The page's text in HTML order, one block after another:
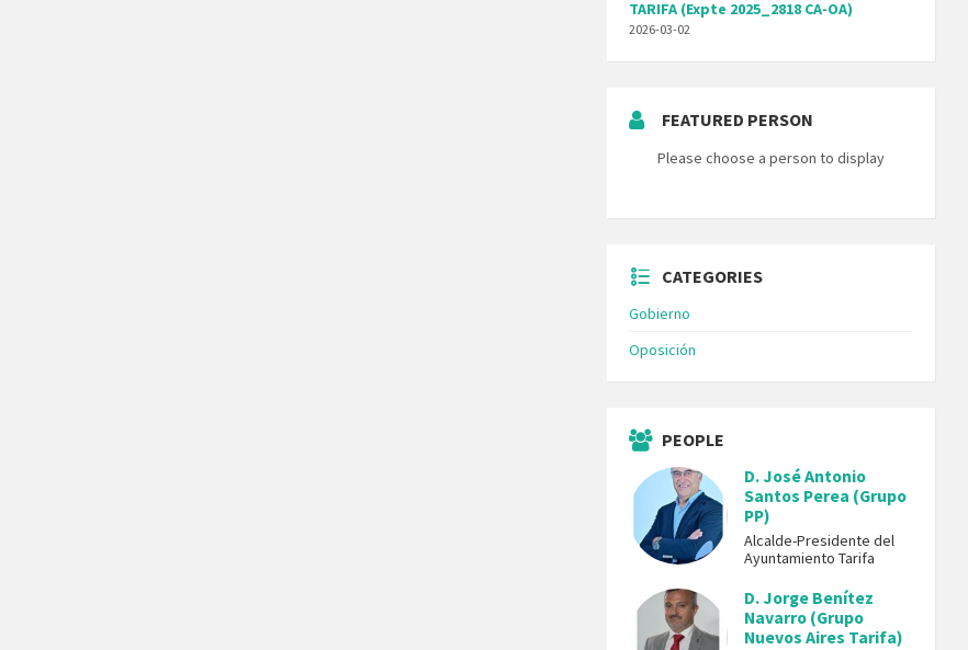
TARIFA (Expte 2025_2818 CA-OA)
2026-03-02
FEATURED PERSON
Please choose a person to display
CATEGORIES
Gobierno
Oposición
PEOPLE
D. José Antonio
Santos Perea (Grupo
PP)
Alcalde-Presidente del
Ayuntamiento Tarifa
D. Jorge Benítez
Navarro (Grupo
Nuevos Aires Tarifa)